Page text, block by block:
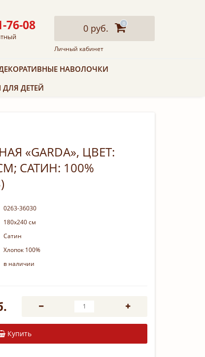
76-08 0 руб. 0
Личный кабинет
НАВОЛОЧКИ
ДЕТЕЙ
«GARDA», ЦВЕТ:
САТИН: 100%
0263-36030
180х240 см
Сатин
Хлопок 100%
в наличии
Купить